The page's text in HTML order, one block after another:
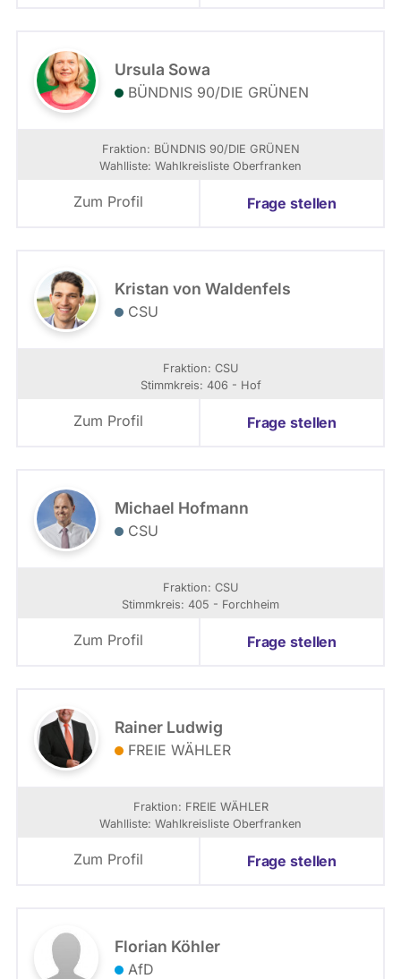
Ursula Sowa
BÜNDNIS 90/­DIE GRÜNEN
Fraktion: BÜNDNIS 90/­DIE GRÜNEN
Wahlliste: Wahlkreisliste Oberfranken
Zum Profil Frage stellen
Kristan von Waldenfels
CSU
Fraktion: CSU
Stimmkreis: 406 - Hof
Zum Profil Frage stellen
Michael Hofmann
CSU
Fraktion: CSU
Stimmkreis: 405 - Forchheim
Zum Profil Frage stellen
Rainer Ludwig
FREIE WÄHLER
Fraktion: FREIE WÄHLER
Wahlliste: Wahlkreisliste Oberfranken
Zum Profil Frage stellen
Florian Köhler
AfD